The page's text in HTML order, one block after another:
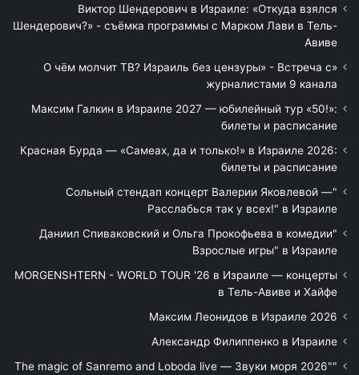
Виктор Шендерович в Израиле: «Откуда взялся
Шендерович?» - съёмка программы с Марком Лави в Тель-
Авиве
«О чём молчит ТВ? Израиль без цензуры» - Встреча с
журналистами 9 канала
Максим Галкин в Израиле 2027 — юбилейный тур «50!»:
билеты и расписание
Красная Бурда — «Самеах, да и только!» в Израиле 2026:
билеты и расписание
"Сольный стендап концерт Валерии Яковлевой —
Расслабься так у всех!" в Израиле
"Даниил Спиваковский и Ольга Прокофьева в комедии
Взрослые игры" в Израиле
MORGENSHTERN - WORLD TOUR '26 в Израиле — концерты
в Тель-Авиве и Хайфе
Максим Леонидов в Израиле 2026
Александр Филиппенко в Израиле
"The magic of Sanremo and Loboda live — Звуки моря 2026"